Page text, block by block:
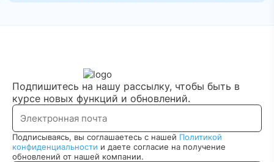
Подпишитесь на нашу рассылку, чтобы быть в
курсе новых функций и обновлений.
Подписываясь, вы соглашаетесь с нашей Политикой
конфиденциальности и даете согласие на получение
обновлений от нашей компании.